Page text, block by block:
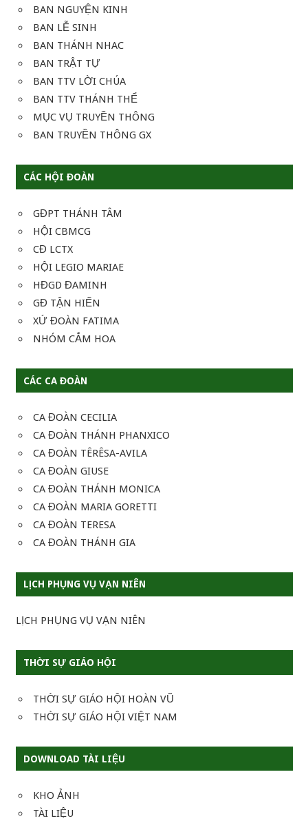
BAN NGUYỆN KINH
BAN LỄ SINH
BAN THÁNH NHAC
BAN TRẬT TỰ
BAN TTV LỜI CHÚA
BAN TTV THÁNH THỂ
MỤC VỤ TRUYỀN THÔNG
BAN TRUYỀN THÔNG GX
CÁC HỘI ĐOÀN
GĐPT THÁNH TÂM
HỘI CBMCG
CĐ LCTX
HỘI LEGIO MARIAE
HĐGD ĐAMINH
GĐ TẬN HIẾN
XỨ ĐOÀN FATIMA
NHÓM CẮM HOA
CÁC CA ĐOÀN
CA ĐOÀN CECILIA
CA ĐOÀN THÁNH PHANXICO
CA ĐOÀN TÊRÊSA-AVILA
CA ĐOÀN GIUSE
CA ĐOÀN THÁNH MONICA
CA ĐOÀN MARIA GORETTI
CA ĐOÀN TERESA
CA ĐOÀN THÁNH GIA
LỊCH PHỤNG VỤ VẠN NIÊN
LỊCH PHỤNG VỤ VẠN NIÊN
THỜI SỰ GIÁO HỘI
THỜI SỰ GIÁO HỘI HOÀN VŨ
THỜI SỰ GIÁO HỘI VIỆT NAM
DOWNLOAD TÀI LIỆU
KHO ẢNH
TÀI LIỆU